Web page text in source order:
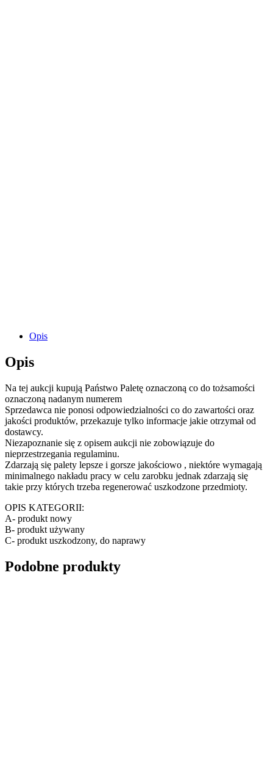
Opis
Opis
Na tej aukcji kupują Państwo Paletę oznaczoną co do tożsamości
oznaczoną nadanym numerem
Sprzedawca nie ponosi odpowiedzialności co do zawartości oraz
jakości produktów, przekazuje tylko informacje jakie otrzymał od
dostawcy.
Niezapoznanie się z opisem aukcji nie zobowiązuje do
nieprzestrzegania regulaminu.
Zdarzają się palety lepsze i gorsze jakościowo , niektóre wymagają
minimalnego nakładu pracy w celu zarobku jednak zdarzają się
takie przy których trzeba regenerować uszkodzone przedmioty.
OPIS KATEGORII:
A- produkt nowy
B- produkt używany
C- produkt uszkodzony, do naprawy
Podobne produkty